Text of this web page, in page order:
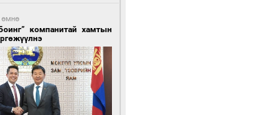
өмнө
компанитай хамтын